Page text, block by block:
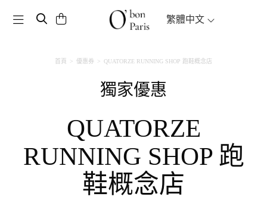
Toggle navigation 繁體中文
首頁 優惠券 QUATORZE RUNNING SHOP 跑鞋概念店
獨家優惠
QUATORZE
RUNNING SHOP 跑
鞋概念店